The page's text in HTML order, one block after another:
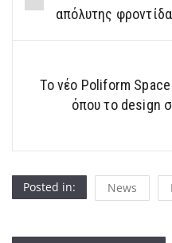
navigation
απόλυτης
Το νέο Poliform
όπου το design
Posted in: News